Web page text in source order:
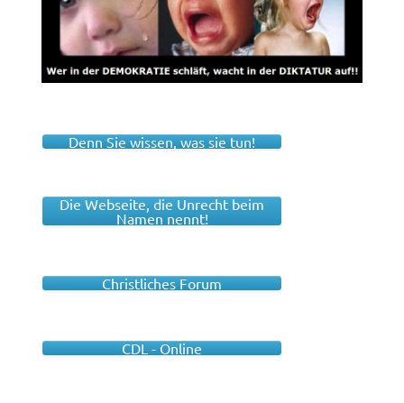
Denn Sie wissen, was sie tun!
Die Webseite, die Unrecht beim
Namen nennt!
Christliches Forum
CDL - Online